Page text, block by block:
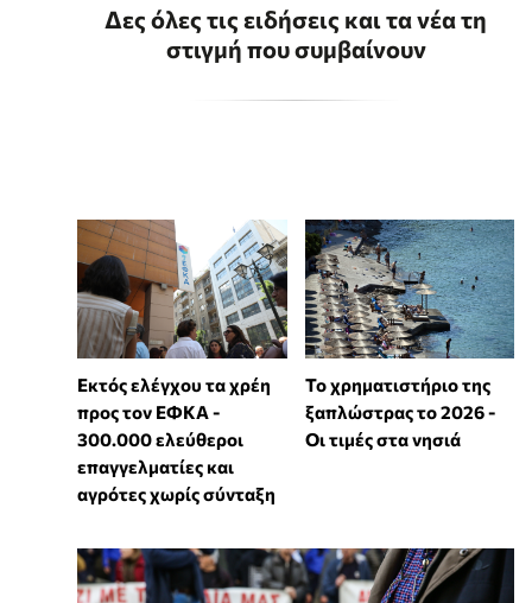
Δες όλες τις ειδήσεις και τα νέα τη
στιγμή που συμβαίνουν
Εκτός ελέγχου τα χρέη
προς τον ΕΦΚΑ -
300.000 ελεύθεροι
επαγγελματίες και
αγρότες χωρίς σύνταξη
Το χρηματιστήριο της
ξαπλώστρας το 2026 -
Οι τιμές στα νησιά